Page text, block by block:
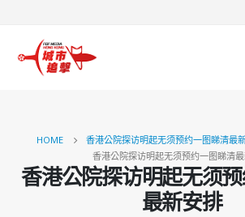
HOME 香港公院探访明起无须预约一图睇清最
香港公院探访明起无须预约一图睇清
香港公院探访明起无须
最新安排